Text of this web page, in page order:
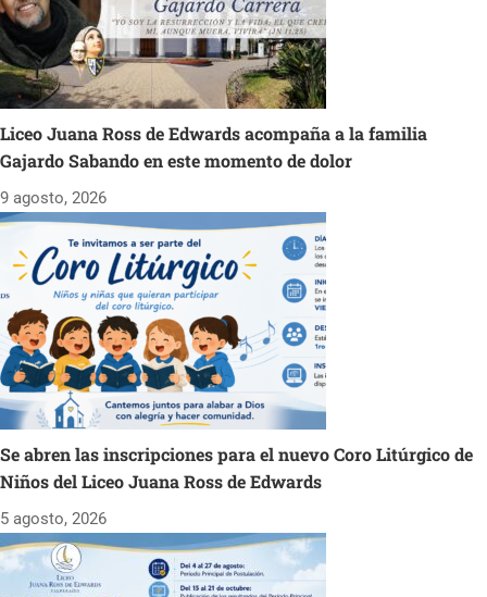
Liceo Juana Ross de Edwards acompaña a la familia
Gajardo Sabando en este momento de dolor
9 agosto, 2026
Se abren las inscripciones para el nuevo Coro Litúrgico de
Niños del Liceo Juana Ross de Edwards
5 agosto, 2026